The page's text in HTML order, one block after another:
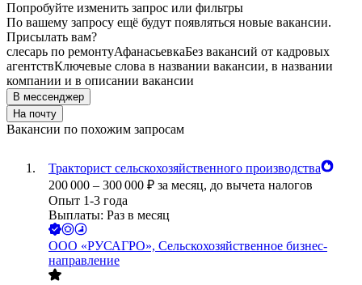
Попробуйте изменить запрос или фильтры
По вашему запросу ещё будут появляться новые вакансии.
Присылать вам?
слесарь по ремонтуАфанасьевкаБез вакансий от кадровых
агентствКлючевые слова в названии вакансии, в названии
компании и в описании вакансии
В мессенджер
На почту
Вакансии по похожим запросам
Тракторист сельскохозяйственного производства
200 000 – 300 000 ₽ за месяц, до вычета налогов
Опыт 1-3 года
Выплаты: Раз в месяц
ООО «РУСАГРО», Сельскохозяйственное бизнес-
направление